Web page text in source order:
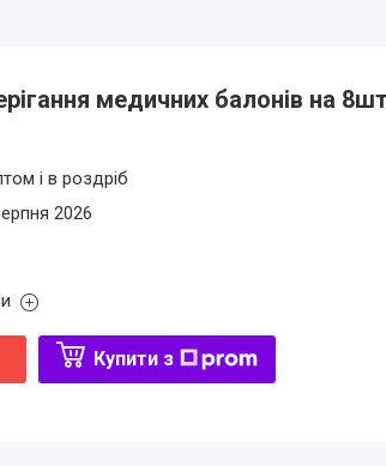
медичних балонів на
і в роздріб
2026
Купити з